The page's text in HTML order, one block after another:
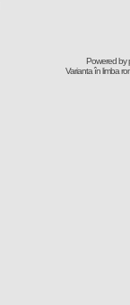
Powered by
Varianta în limba